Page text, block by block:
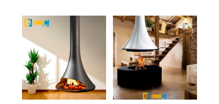
€8.340
a
€11.380